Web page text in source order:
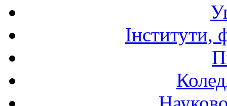
Інститути,